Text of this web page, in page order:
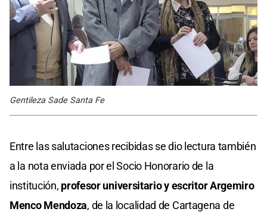
Gentileza Sade Santa Fe
Entre las salutaciones recibidas se dio lectura también
a la nota enviada por el Socio Honorario de la
institución, profesor universitario y escritor Argemiro
Menco Mendoza, de la localidad de Cartagena de